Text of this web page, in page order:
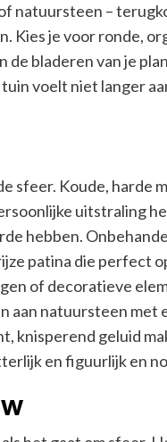
natuursteen –
Kies je voor ronde,
de bladeren van je
voelt niet langer
sfeer. Koude, harde
uitstraling
hebben.
patina die perfect
of decoratieve
aan natuursteen met
knisperend geluid
en figuurlijk en